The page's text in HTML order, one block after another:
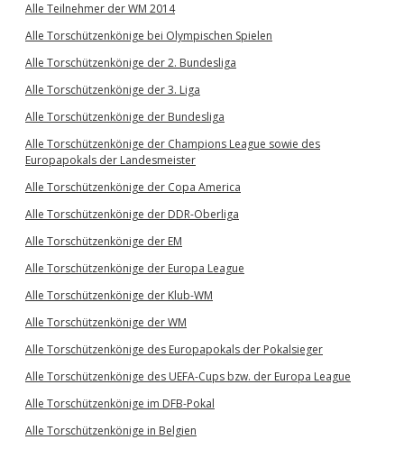
Alle Teilnehmer der WM 2014
Alle Torschützenkönige bei Olympischen Spielen
Alle Torschützenkönige der 2. Bundesliga
Alle Torschützenkönige der 3. Liga
Alle Torschützenkönige der Bundesliga
Alle Torschützenkönige der Champions League sowie des
Europapokals der Landesmeister
Alle Torschützenkönige der Copa America
Alle Torschützenkönige der DDR-Oberliga
Alle Torschützenkönige der EM
Alle Torschützenkönige der Europa League
Alle Torschützenkönige der Klub-WM
Alle Torschützenkönige der WM
Alle Torschützenkönige des Europapokals der Pokalsieger
Alle Torschützenkönige des UEFA-Cups bzw. der Europa League
Alle Torschützenkönige im DFB-Pokal
Alle Torschützenkönige in Belgien